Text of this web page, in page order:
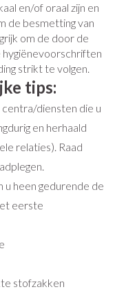
en/of oraal zijn en
de besmetting van
om de door de
hygiënevoorschriften
strikt te volgen.
tips:
diensten die u
en herhaald
relaties). Raad
heen gedurende de
eerste
stofzakken